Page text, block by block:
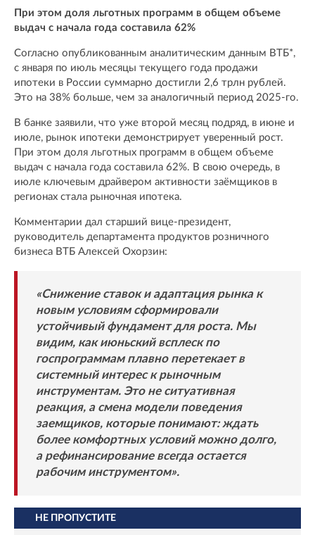
При этом доля льготных программ в общем объеме
выдач с начала года составила 62%
Согласно опубликованным аналитическим данным ВТБ*,
с января по июль месяцы текущего года продажи
ипотеки в России суммарно достигли 2,6 трлн рублей.
Это на 38% больше, чем за аналогичный период 2025-го.
В банке заявили, что уже второй месяц подряд, в июне и
июле, рынок ипотеки демонстрирует уверенный рост.
При этом доля льготных программ в общем объеме
выдач с начала года составила 62%. В свою очередь, в
июле ключевым драйвером активности заёмщиков в
регионах стала рыночная ипотека.
Комментарии дал старший вице-президент,
руководитель департамента продуктов розничного
бизнеса ВТБ Алексей Охорзин:
«Снижение ставок и адаптация рынка к
новым условиям сформировали
устойчивый фундамент для роста. Мы
видим, как июньский всплеск по
госпрограммам плавно перетекает в
системный интерес к рыночным
инструментам. Это не ситуативная
реакция, а смена модели поведения
заемщиков, которые понимают: ждать
более комфортных условий можно долго,
а рефинансирование всегда остается
рабочим инструментом».
НЕ ПРОПУСТИТЕ